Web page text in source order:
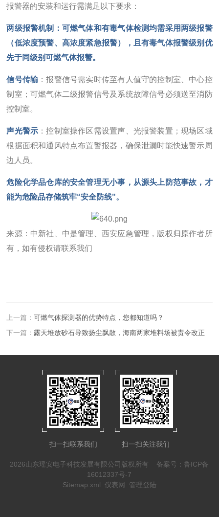
报警器的安装和运行需满足以下要求：
两级报警机制
：可燃气体和有毒气体检测均需采用两级报警
（低浓度预警、高浓度紧急报警），且有毒气体报警级别优
先于同级别可燃气体报警。
信号传输：报警信号需实时传至有人值守的控制室、中心控
制室；可燃气体二级报警信号及系统故障信号必须送至消防
控制室。
声光警示 ：控制室操作区需设置声、光报警装置；现场区域
根据面积和通风特点布置警报器，确保泄漏时能快速警示周
边人员。
危险化学品仓库的安全管理无小事，从源头上防范事故，才
能为危险品存储筑牢“安全防线"。
来源：中新社、中是管理、西安应急管理，版权归原作者所
有，如有侵权请联系我们
上一篇：可燃气体探测器的优势特点，您都知道吗？
下一篇： 露天堆放砂石导致扬尘飘散，海南两家堆料场被责令改正
扫一扫联系我们 扫一扫关注我们
2026山东瑶安电子科技发展有限公司版权所有 备案号：鲁ICP备
16012337号-7
Sitemap.xml
仪表网 管理登陆